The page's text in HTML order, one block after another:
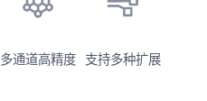
多通道高精度 支持多种扩展